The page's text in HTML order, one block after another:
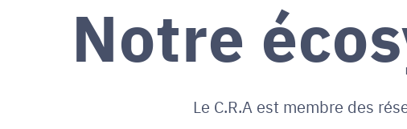
Notre
Le C.R.A est membre des